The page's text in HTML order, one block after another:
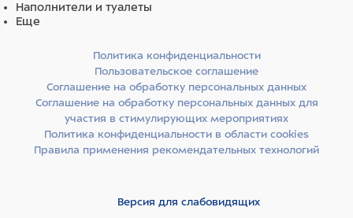
Наполнители и туалеты
Еще
Политика конфиденциальности
Пользовательское соглашение
Соглашение на обработку персональных данных
Соглашение на обработку персональных данных для
участия в стимулирующих мероприятиях
Политика конфиденциальности в области cookies
Правила применения рекомендательных технологий
Версия для слабовидящих